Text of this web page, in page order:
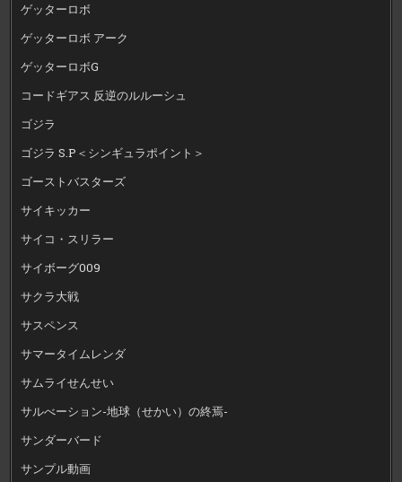
ゲッターロボ
ゲッターロボ アーク
ゲッターロボG
コードギアス 反逆のルルーシュ
ゴジラ
ゴジラ S.P＜シンギュラポイント＞
ゴーストバスターズ
サイキッカー
サイコ・スリラー
サイボーグ009
サクラ大戦
サスペンス
サマータイムレンダ
サムライせんせい
サルべーション-地球（せかい）の終焉-
サンダーバード
サンプル動画